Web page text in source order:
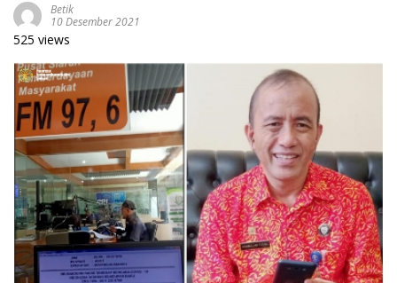
Betik
10 Desember 2021
525 views